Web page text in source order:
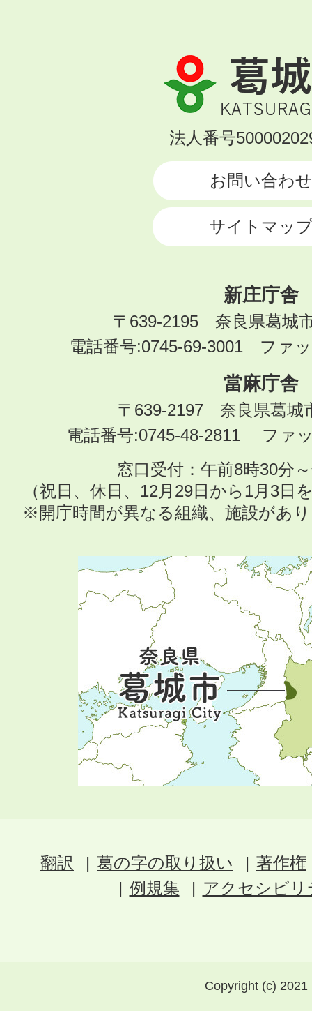
葛
城
市
KATSURAGI
法人番号
お問い合わせ
サイトマッ
新庄庁舎
〒639-2195 奈良県葛城
電話番号:0745-69-3001 ファ
當麻庁舎
〒639-2197 奈良県葛城
電話番号:0745-48-2811 ファ
窓口受付：午前8時30分
（祝日、休日、12月29日から1月3日
※開庁時間が異なる組織、施設があ
翻訳 葛の字の取り扱い
著作権
例規集
アクセシビ
Copyright (c)